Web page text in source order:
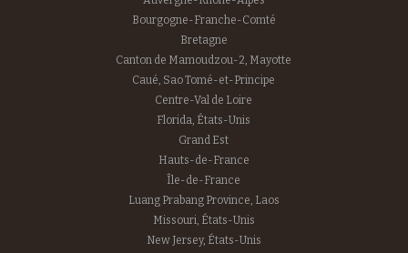
Bourgogne-Franche-Comté
Bretagne
Canton de Mamoudzou-2, Mayotte
Caué, Sao Tomé-et-Principe
Centre-Val de Loire
Florida, États-Unis
Grand Est
Hauts-de-France
Île-de-France
Luang Prabang Province, Laos
Missouri, États-Unis
New Jersey, États-Unis